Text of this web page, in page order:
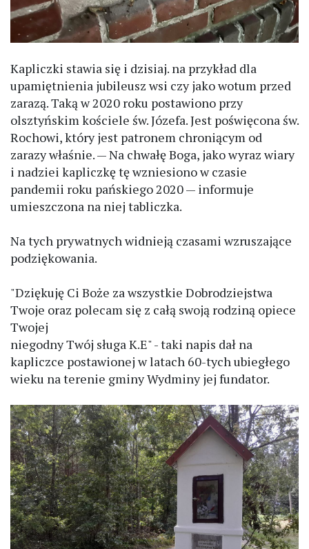
Kapliczki stawia się i dzisiaj. na przykład dla
upamiętnienia jubileusz wsi czy jako wotum przed
zarazą. Taką w 2020 roku postawiono przy
olsztyńskim kościele św. Józefa. Jest poświęcona św.
Rochowi, który jest patronem chroniącym od
zarazy właśnie. — Na chwałę Boga, jako wyraz wiary
i nadziei kapliczkę tę wzniesiono w czasie
pandemii roku pańskiego 2020 — informuje
umieszczona na niej tabliczka.
Na tych prywatnych widnieją czasami wzruszające
podziękowania.
"Dziękuję Ci Boże za wszystkie Dobrodziejstwa
Twoje oraz polecam się z całą swoją rodziną opiece
Twojej
niegodny Twój sługa K.E" - taki napis dał na
kapliczce postawionej w latach 60-tych ubiegłego
wieku na terenie gminy Wydminy jej fundator.